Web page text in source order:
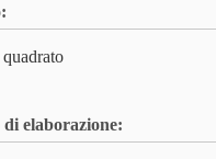
di elaborazione: